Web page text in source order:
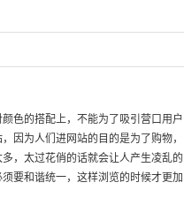
色的搭配上，不能为了吸引营口用户
因为人们进网站的目的是为了购物，
，太过花俏的话就会让人产生凌乱的
要和谐统一，这样浏览的时候才更加